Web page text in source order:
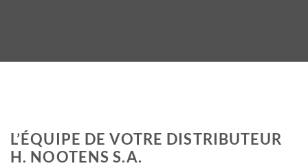
L’ÉQUIPE DE VOTRE DISTRIBUTEUR
H. NOOTENS S.A.